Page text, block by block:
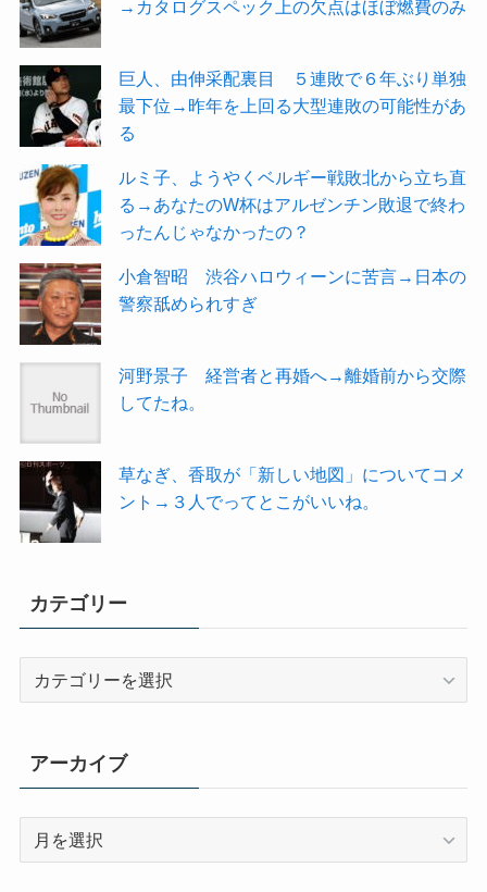
→カタログスペック上の欠点はほぼ燃費のみ
巨人、由伸采配裏目 ５連敗で６年ぶり単独
最下位→昨年を上回る大型連敗の可能性があ
る
ルミ子、ようやくベルギー戦敗北から立ち直
る→あなたのW杯はアルゼンチン敗退で終わ
ったんじゃなかったの？
小倉智昭 渋谷ハロウィーンに苦言→日本の
警察舐められすぎ
河野景子 経営者と再婚へ→離婚前から交際
してたね。
草なぎ、香取が「新しい地図」についてコメ
ント→３人でってとこがいいね。
カテゴリー
ー
アーカイブ